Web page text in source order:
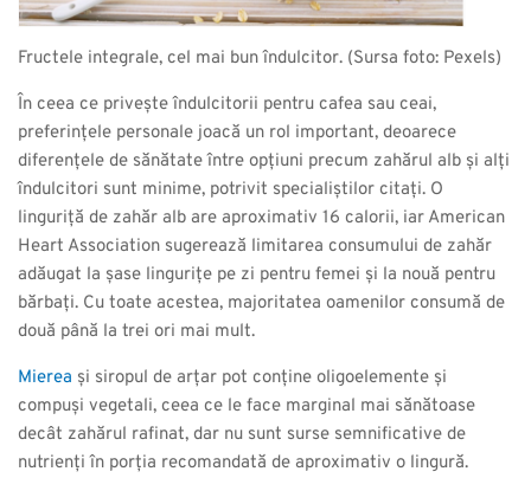
Fructele integrale, cel mai bun îndulcitor. (Sursa foto: Pexels)
În ceea ce privește îndulcitorii pentru cafea sau ceai,
preferințele personale joacă un rol important, deoarece
diferențele de sănătate între opțiuni precum zahărul alb și alți
îndulcitori sunt minime, potrivit specialiștilor citați. O
linguriță de zahăr alb are aproximativ 16 calorii, iar American
Heart Association sugerează limitarea consumului de zahăr
adăugat la șase lingurițe pe zi pentru femei și la nouă pentru
bărbați. Cu toate acestea, majoritatea oamenilor consumă de
două până la trei ori mai mult.
Mierea și siropul de arțar pot conține oligoelemente și
compuși vegetali, ceea ce le face marginal mai sănătoase
decât zahărul rafinat, dar nu sunt surse semnificative de
nutrienți în porția recomandată de aproximativ o lingură.